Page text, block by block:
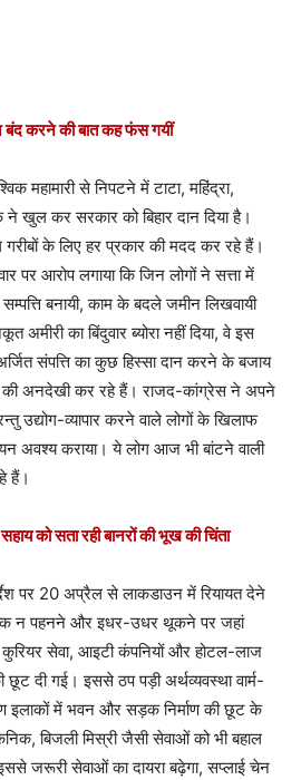
बंद करने की बात कह फंस गयीं
महामारी से निपटने में टाटा, महिंद्रा,
खुल कर सरकार को बिहार दान दिया है।
गरीबों के लिए हर प्रकार की मदद कर रहे हैं।
पर आरोप लगाया कि जिन लोगों ने सत्ता में
बनायी, काम के बदले जमीन लिखवायी
का बिंदुवार ब्योरा नहीं दिया, वे इस
संपत्ति का कुछ हिस्सा दान करने के बजाय
अनदेखी कर रहे हैं। राजद-कांग्रेस ने अपने
उद्योग-व्यापार करने वाले लोगों के खिलाफ
अवश्य कराया। ये लोग आज भी बांटने वाली
हैं।
को सता रही बानरों की भूख की चिंता
पर 20 अप्रैल से लाकडाउन में रियायत देने
न पहनने और इधर-उधर थूकने पर जहां
कुरियर सेवा, आइटी कंपनियों और होटल-लाज
दी गई। इससे ठप पड़ी अर्थव्यवस्था वार्म-
इलाकों में भवन और सड़क निर्माण की छूट के
बिजली मिस्री जैसी सेवाओं को भी बहाल
जरूरी सेवाओं का दायरा बढ़ेगा, सप्लाई चेन